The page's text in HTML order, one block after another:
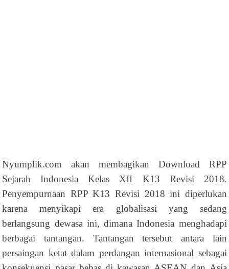
Nyumplik.com akan membagikan Download RPP
Sejarah Indonesia Kelas XII K13 Revisi 2018.
Penyempurnaan RPP K13 Revisi 2018 ini diperlukan
karena menyikapi era globalisasi yang sedang
berlangsung dewasa ini, dimana Indonesia menghadapi
berbagai tantangan. Tantangan tersebut antara lain
persaingan ketat dalam perdangan internasional sebagai